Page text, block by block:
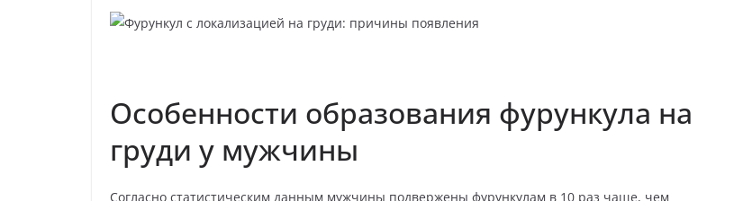
Особенности образования фурункула на
груди у мужчины
Согласно статистическим данным мужчины подвержены фурункулам в 10 раз чаще, чем